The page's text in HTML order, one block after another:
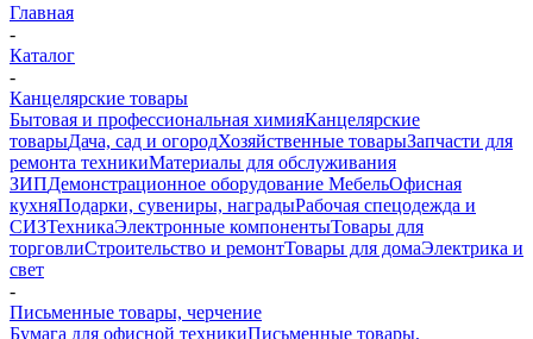
Главная
-
Каталог
-
Канцелярские товары
Бытовая и профессиональная химияКанцелярские
товарыДача, сад и огородХозяйственные товарыЗапчасти для
ремонта техникиМатериалы для обслуживания
ЗИПДемонстрационное оборудование МебельОфисная
кухняПодарки, сувениры, наградыРабочая спецодежда и
СИЗТехникаЭлектронные компонентыТовары для
торговлиСтроительство и ремонтТовары для домаЭлектрика и
свет
-
Письменные товары, черчение
Бумага для офисной техникиПисьменные товары,